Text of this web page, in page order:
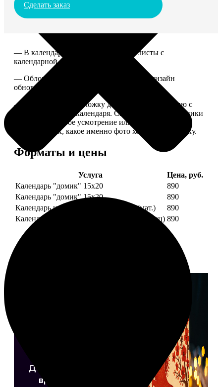
Сделать заказ
— В календаре 13 листов: обложка+листы с
календарной сеткой.
— Обложка для календаря стандартная, дизайн
обновляем каждый год.
— В кружочек на обложку добавляем фотографию с
одной из страниц календаря. Снимок наши сотрудники
выбирают на свое усмотрение или пишите в
комментариях, какое именно фото хотите на обложку.
Форматы и цены
Услуга
Цена, руб.
Календарь "домик" 15х20
890
Календарь "домик" 15х20
890
Календарь настольный А5 210х148 (мат.)
890
Календарь настольный А5 210х148 (глянец) 890